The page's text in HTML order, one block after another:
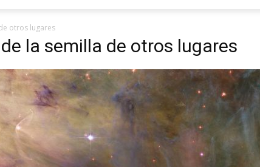
otros lugares
la semilla de otros lugares